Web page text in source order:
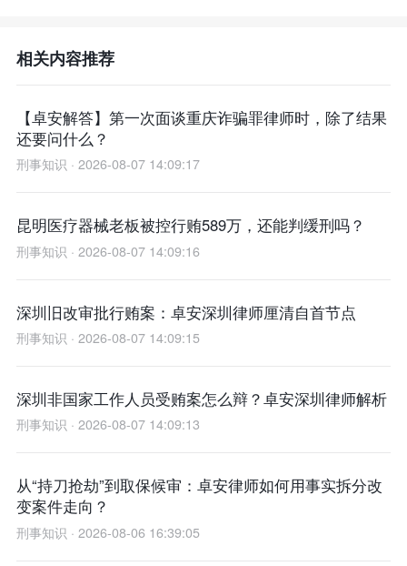
相关内容推荐
【卓安解答】第一次面谈重庆诈骗罪律师时，除了结果
还要问什么？
刑事知识 · 2026-08-07 14:09:17
昆明医疗器械老板被控行贿589万，还能判缓刑吗？
刑事知识 · 2026-08-07 14:09:16
深圳旧改审批行贿案：卓安深圳律师厘清自首节点
刑事知识 · 2026-08-07 14:09:15
深圳非国家工作人员受贿案怎么辩？卓安深圳律师解析
刑事知识 · 2026-08-07 14:09:13
从“持刀抢劫”到取保候审：卓安律师如何用事实拆分改
变案件走向？
刑事知识 · 2026-08-06 16:39:05